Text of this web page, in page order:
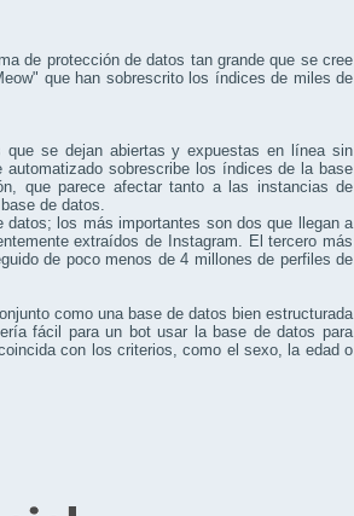
de protección de datos tan grande que se cree
que han sobrescrito los índices de miles de
que se dejan abiertas y expuestas en línea sin
sobrescribe los índices de la base
que parece afectar tanto a las instancias de
de datos.
los más importantes son dos que llegan a
extraídos de Instagram. El tercero más
de poco menos de 4 millones de perfiles de
como una base de datos bien estructurada
fácil para un bot usar la base de datos para
con los criterios, como el sexo, la edad o